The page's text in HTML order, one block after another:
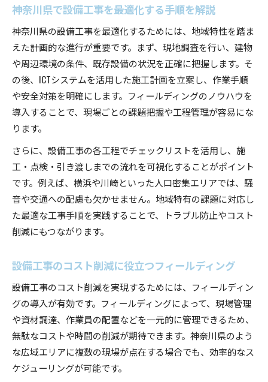
神奈川県で設備工事を最適化する手順を解説
神奈川県の設備工事を最適化するためには、地域特性を踏ま
えた計画的な進行が重要です。まず、現地調査を行い、建物
や周辺環境の条件、既存設備の状況を正確に把握します。そ
の後、ICTシステムを活用した施工計画を立案し、作業手順
や安全対策を明確にします。フィールディングのノウハウを
導入することで、現場ごとの課題把握や工程管理が容易にな
ります。
さらに、設備工事の各工程でチェックリストを活用し、施
工・点検・引き渡しまでの流れを可視化することがポイント
です。例えば、横浜や川崎といった人口密集エリアでは、騒
音や交通への配慮も欠かせません。地域特有の課題に対応し
た最適な工事手順を実践することで、トラブル防止やコスト
削減にもつながります。
設備工事のコスト削減に役立つフィールディング
設備工事のコスト削減を実現するためには、フィールディン
グの導入が有効です。フィールディングによって、現場管理
や資材調達、作業員の配置などを一元的に管理できるため、
無駄なコストや時間の削減が期待できます。神奈川県のよう
な広域エリアに複数の現場が点在する場合でも、効率的なス
ケジューリングが可能です。